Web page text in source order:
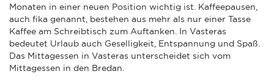
Monaten in einer neuen Position wichtig ist. Kaffeepausen,
auch fika genannt, bestehen aus mehr als nur einer Tasse
Kaffee am Schreibtisch zum Auftanken. In Vasteras
bedeutet Urlaub auch Geselligkeit, Entspannung und Spaß.
Das Mittagessen in Vasteras unterscheidet sich vom
Mittagessen in den Bredan.